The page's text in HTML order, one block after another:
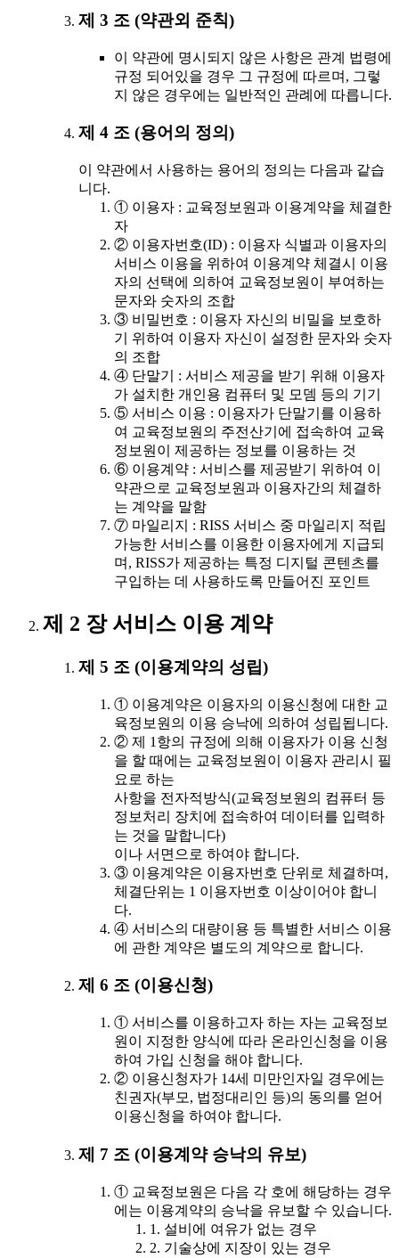
제 3 조 (약관외 준칙)
이 약관에 명시되지 않은 사항은 관계 법령에
규정 되어있을 경우 그 규정에 따르며, 그렇
지 않은 경우에는 일반적인 관례에 따릅니다.
제 4 조 (용어의 정의)
이 약관에서 사용하는 용어의 정의는 다음과 같습
니다.
① 이용자 : 교육정보원과 이용계약을 체결한
자
② 이용자번호(ID) : 이용자 식별과 이용자의
서비스 이용을 위하여 이용계약 체결시 이용
자의 선택에 의하여 교육정보원이 부여하는
문자와 숫자의 조합
③ 비밀번호 : 이용자 자신의 비밀을 보호하
기 위하여 이용자 자신이 설정한 문자와 숫자
의 조합
④ 단말기 : 서비스 제공을 받기 위해 이용자
가 설치한 개인용 컴퓨터 및 모뎀 등의 기기
⑤ 서비스 이용 : 이용자가 단말기를 이용하
여 교육정보원의 주전산기에 접속하여 교육
정보원이 제공하는 정보를 이용하는 것
⑥ 이용계약 : 서비스를 제공받기 위하여 이
약관으로 교육정보원과 이용자간의 체결하
는 계약을 말함
⑦ 마일리지 : RISS 서비스 중 마일리지 적립
가능한 서비스를 이용한 이용자에게 지급되
며, RISS가 제공하는 특정 디지털 콘텐츠를
구입하는 데 사용하도록 만들어진 포인트
제 2 장 서비스 이용 계약
제 5 조 (이용계약의 성립)
① 이용계약은 이용자의 이용신청에 대한 교
육정보원의 이용 승낙에 의하여 성립됩니다.
② 제 1항의 규정에 의해 이용자가 이용 신청
을 할 때에는 교육정보원이 이용자 관리시 필
요로 하는
사항을 전자적방식(교육정보원의 컴퓨터 등
정보처리 장치에 접속하여 데이터를 입력하
는 것을 말합니다)
이나 서면으로 하여야 합니다.
③ 이용계약은 이용자번호 단위로 체결하며,
체결단위는 1 이용자번호 이상이어야 합니
다.
④ 서비스의 대량이용 등 특별한 서비스 이용
에 관한 계약은 별도의 계약으로 합니다.
제 6 조 (이용신청)
① 서비스를 이용하고자 하는 자는 교육정보
원이 지정한 양식에 따라 온라인신청을 이용
하여 가입 신청을 해야 합니다.
② 이용신청자가 14세 미만인자일 경우에는
친권자(부모, 법정대리인 등)의 동의를 얻어
이용신청을 하여야 합니다.
제 7 조 (이용계약 승낙의 유보)
① 교육정보원은 다음 각 호에 해당하는 경우
에는 이용계약의 승낙을 유보할 수 있습니다.
1. 설비에 여유가 없는 경우
2. 기술상에 지장이 있는 경우